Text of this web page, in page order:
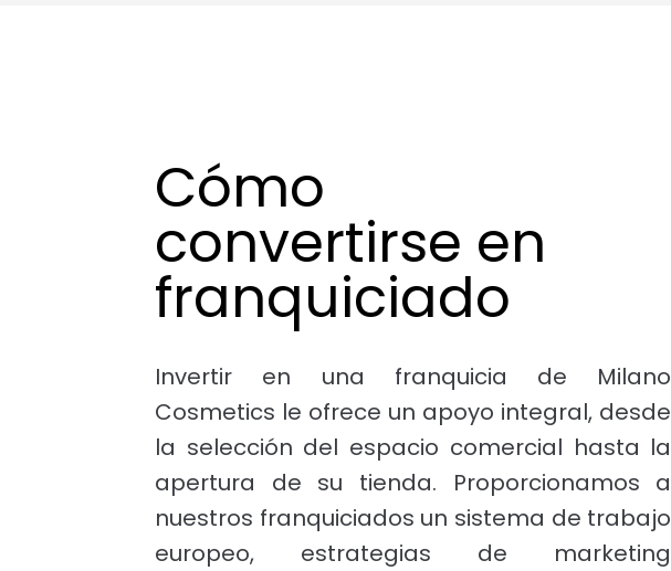
Cómo
convertirse en
franquiciado
Invertir en una franquicia de Milano
Cosmetics le ofrece un apoyo integral, desde
la selección del espacio comercial hasta la
apertura de su tienda. Proporcionamos a
nuestros franquiciados un sistema de trabajo
europeo, estrategias de marketing